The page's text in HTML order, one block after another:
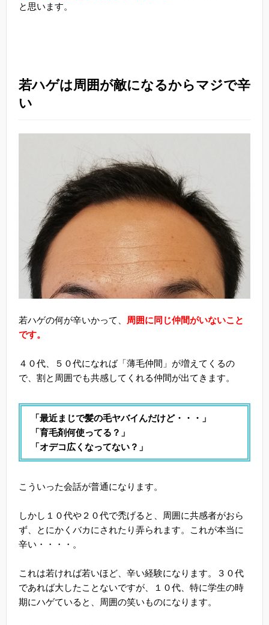
と思います。
若ハゲは周囲が敵になるからマジで辛
い
若ハゲの何が辛いかって、
周囲に同じ仲間がいないこと
です。
４０代、５０代になれば「薄毛仲間」が増えてくるの
で、割と周囲でも共感してくれる仲間が出てきます。
「最近まじで髪の毛ヤバイんだけど・・・」
「育毛剤何使ってる？」
「オデコ広くなってない？」
こういった会話が普通になります。
しかし１０代や２０代で禿げると、周囲に共感者がおら
ず、とにかくバカにされたり弄られます。これが本当に
辛い・・・・。
これは若ければ若いほど、辛い経験になります。３０代
であれば大したことないですが、１０代、特に学生の時
期にハゲていると、周囲の笑いものになります。